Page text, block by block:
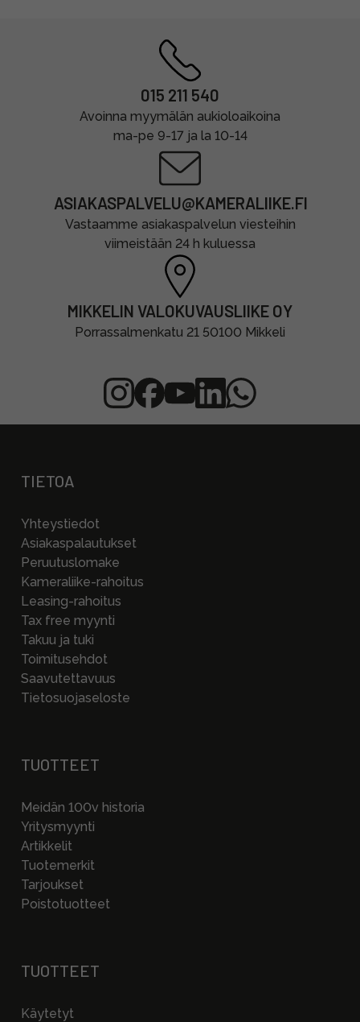
015 211 540
Avoinna myymälän aukioloaikoina
ma-pe 9-17 ja la 10-14
ASIAKASPALVELU@KAMERALIIKE.FI
Vastaamme asiakaspalvelun viesteihin
viimeistään 24 h kuluessa
MIKKELIN VALOKUVAUSLIIKE OY
Porrassalmenkatu 21 50100 Mikkeli
TIETOA
Yhteystiedot
Asiakaspalautukset
Peruutuslomake
Kameraliike-rahoitus
Leasing-rahoitus
Tax free myynti
Takuu ja tuki
Toimitusehdot
Saavutettavuus
Tietosuojaseloste
TUOTTEET
Meidän 100v historia
Yritysmyynti
Artikkelit
Tuotemerkit
Tarjoukset
Poistotuotteet
TUOTTEET
Käytetyt